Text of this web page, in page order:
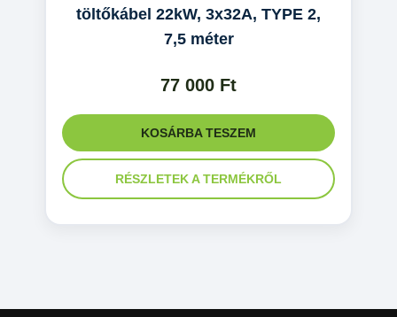
töltőkábel 22kW, 3x32A, TYPE 2,
7,5 méter
77 000 Ft
KOSÁRBA TESZEM
RÉSZLETEK A TERMÉKRŐL